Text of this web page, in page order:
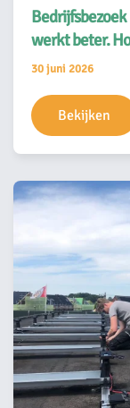
werkt beter.
30 juni 2026
Bekijken